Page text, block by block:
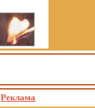
Реклама